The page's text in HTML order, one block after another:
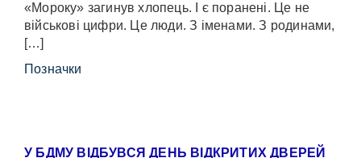
«Мороку» загинув хлопець. І є поранені. Це не
військові цифри. Це люди. З іменами. З родинами,
[…]
Позначки
У БДМУ ВІДБУВСЯ ДЕНЬ ВІДКРИТИХ ДВЕРЕЙ